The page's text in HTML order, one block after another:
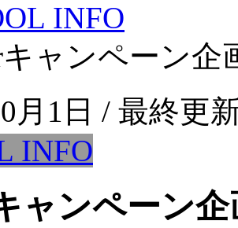
INFO
ャンペーン企
月1日 / 最終更
INFO
ャンペーン企